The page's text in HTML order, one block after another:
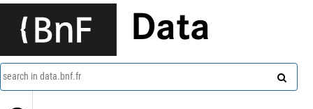
Data
search in data.bnf.fr